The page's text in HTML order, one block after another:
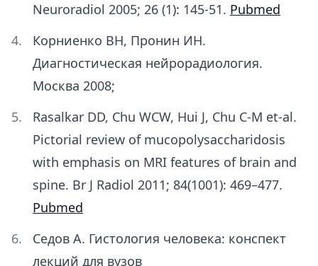
Neuroradiol 2005; 26 (1): 145-51. Pubmed
Корниенко ВН, Пронин ИН.
Диагностическая нейрорадиология.
Москва 2008;
Rasalkar DD, Chu WCW, Hui J, Chu C-M et-al.
Pictorial review of mucopolysaccharidosis
with emphasis on MRI features of brain and
spine. Br J Radiol 2011; 84(1001): 469–477.
Pubmed
Седов А. Гистология человека: конспект
лекций для вузов